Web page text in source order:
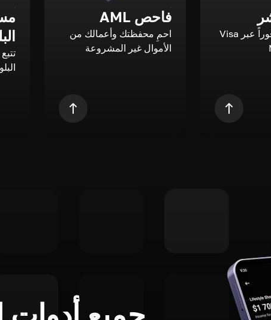
اشترِ الكريبتو فوراً عبر Visa
فاحص AML
احمِ محفظتك وأعمالك من
الأموال غير المشروعة